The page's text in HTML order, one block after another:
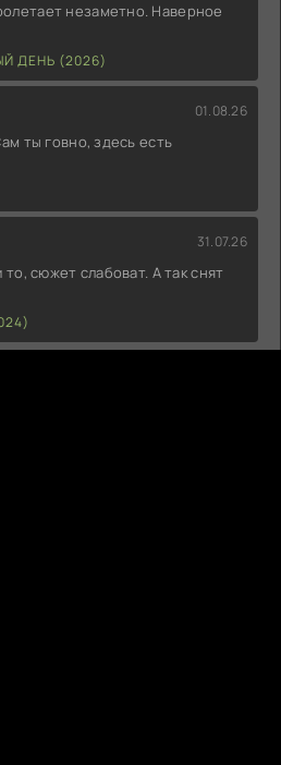
незаметно. Наверное
ДЕНЬ (2026)
01.08.26
ты говно, здесь есть
31.07.26
сюжет слабоват. А так снят